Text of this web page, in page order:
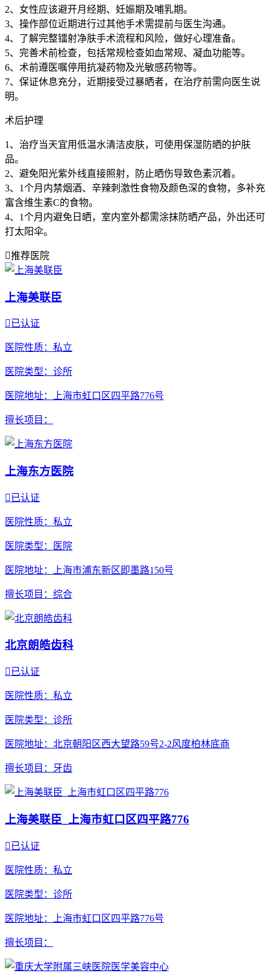
2、女性应该避开月经期、妊娠期及哺乳期。
3、操作部位近期进行过其他手术需提前与医生沟通。
4、了解完整镭射净肤手术流程和风险，做好心理准备。
5、完善术前检查，包括常规检查如血常规、凝血功能等。
6、术前遵医嘱停用抗凝药物及光敏感药物等。
7、保证休息充分，近期接受过暴晒者，在治疗前需向医生说
明。
术后护理
1、治疗当天宜用低温水清洁皮肤，可使用保湿防晒的护肤
品。
2、避免阳光紫外线直接照射，防止晒伤导致色素沉着。
3、1个月内禁烟酒、辛辣刺激性食物及颜色深的食物，多补充
富含维生素C的食物。
4、1个月内避免日晒，室内室外都需涂抹防晒产品，外出还可
打太阳伞。
推荐医院
上海美联臣
已认证
医院性质：私立
医院类型 ：诊所
医院地址：上海市虹口区四平路776号
擅长项目 ：
上海东方医院
已认证
医院性质：私立
医院类型 ：医院
医院地址：上海市浦东新区即墨路150号
擅长项目 ：综合
北京朗皓齿科
已认证
医院性质：私立
医院类型 ：诊所
医院地址：北京朝阳区西大望路59号2-2风度柏林底商
擅长项目 ：牙齿
上海美联臣_上海市虹口区四平路776
已认证
医院性质：私立
医院类型 ：诊所
医院地址：上海市虹口区四平路776号
擅长项目 ：